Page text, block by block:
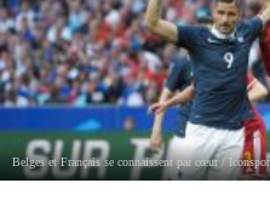
Belges et Français se connaissent par cœur /